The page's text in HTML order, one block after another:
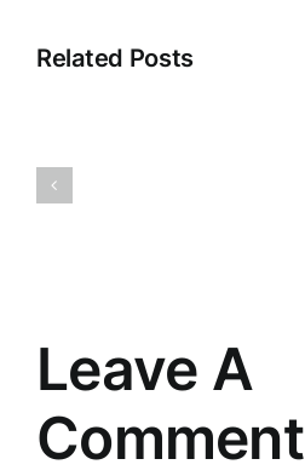
Related Posts
Leave A
Comment